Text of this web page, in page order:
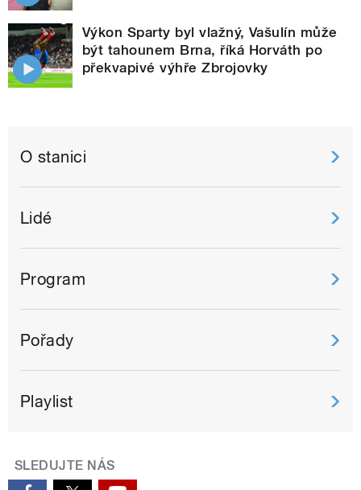
Výkon Sparty byl vlažný, Vašulín může
být tahounem Brna, říká Horváth po
překvapivé výhře Zbrojovky
O stanici
Lidé
Program
Pořady
Playlist
SLEDUJTE NÁS